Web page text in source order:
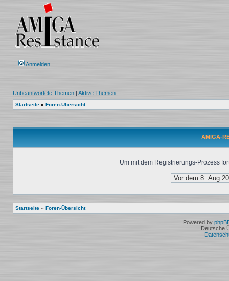
Anmelden
Unbeantwortete Themen | Aktive Themen
Startseite » Foren-Übersicht
AMIGA-
Um mit dem Registrierungs-Prozess
Startseite » Foren-Übersicht
Powered by
Deutsche